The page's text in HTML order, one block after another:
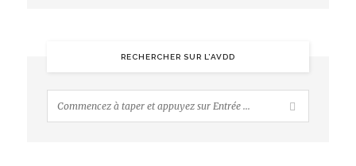
RECHERCHER SUR L’AVDD